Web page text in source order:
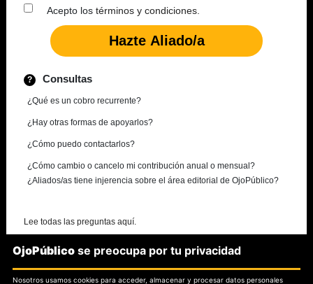
Acepto los términos y condiciones.
Consultas
¿Qué es un cobro recurrente?
¿Hay otras formas de apoyarlos?
¿Cómo puedo contactarlos?
¿Cómo cambio o cancelo mi contribución anual o mensual?
¿Aliados/as tiene injerencia sobre el área editorial de OjoPúblico?
Lee todas las preguntas aquí.
¿Necesitas más información?
OjoPúblico se preocupa por tu privacidad
Nosotros usamos cookies para acceder, almacenar y procesar datos personales